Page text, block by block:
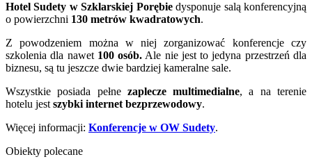
Hotel Sudety w Szklarskiej Porębiedysponuje salą konferencyjną
o powierzchni 130 metrów kwadratowych.
Z powodzeniem można w niej zorganizować konferencje czy
szkolenia dla nawet 100 osób. Ale nie jest to jedyna przestrzeń dla
biznesu, są tu jeszcze dwie bardziej kameralne sale.
Wszystkie posiada pełne zaplecze multimedialne, a na terenie
hotelu jest szybki internet bezprzewodowy.
Więcej informacji: Konferencje w OW Sudety.
Obiekty polecane